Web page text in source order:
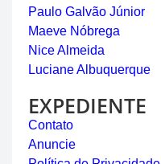
Paulo Galvão Júnior
Maeve Nóbrega
Nice Almeida
Luciane Albuquerque
EXPEDIENTE
Contato
Anuncie